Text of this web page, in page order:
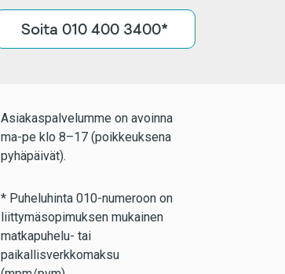
Soita 010 400 3400*
Asiakaspalvelumme on avoinna
ma-pe klo 8–17 (poikkeuksena
pyhäpäivät).
* Puheluhinta 010-numeroon on
liittymäsopimuksen mukainen
matkapuhelu- tai
paikallisverkkomaksu